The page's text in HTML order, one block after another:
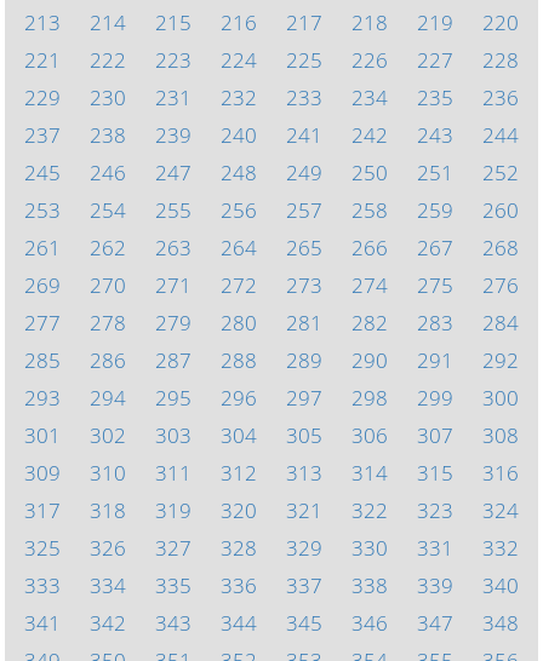
213
214 215 216 217 218 219
220
221
222 223 224 225 226 227
228
229
230 231 232 233 234 235
236
237
238 239 240 241 242 243
244
245
246 247 248 249 250 251
252
253
254 255 256 257 258 259
260
261
262 263 264 265 266 267
268
269
270 271 272 273 274 275
276
277
278 279 280 281 282 283
284
285
286 287 288 289 290 291
292
293
294 295 296 297 298 299
300
301
302 303 304 305 306 307
308
309
310 311 312 313 314 315
316
317
318 319 320 321 322 323
324
325
326 327 328 329 330 331
332
333
334 335 336 337 338 339
340
341
342 343 344 345 346 347
348